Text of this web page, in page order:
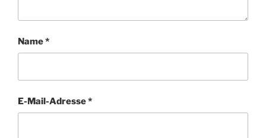
Name*
E-Mail-Adresse*